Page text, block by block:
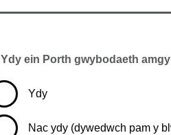
Ydy ein Porth gwybodaeth
Ydy
Nac ydy (dywedwch pam y